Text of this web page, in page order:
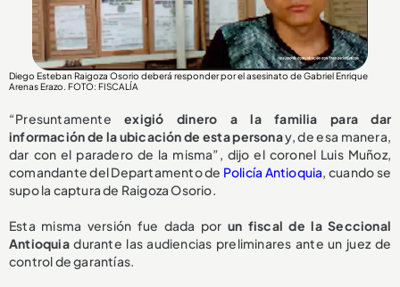
Diego Esteban Raigoza Osorio deberá responder por el asesinato de Gabriel Enrique
Arenas Erazo . FOTO: FISCALÍA
“Presuntamenteexigió dinero a la familia para dar
información de la ubicación de esta personay, de esa manera,
dar con el paradero de la misma”, dijo el coronel Luis Muñoz,
comandante del Departamento de Policía Antioquia , cuando se
supo la captura de Raigoza Osorio.
Esta misma versión fue dada por un fiscal de la Seccional
Antioquiadurante las audiencias preliminares ante un juez de
control de garantías.